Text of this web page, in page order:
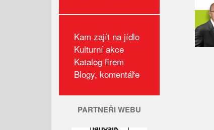
Kam zajít na jídlo
Kulturní akce
Katalog firem
Blogy, komentáře
PARTNEŘI WEBU